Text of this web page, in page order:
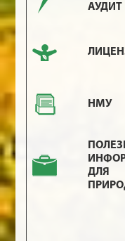
АУДИТ
НМУ
ДЛЯ